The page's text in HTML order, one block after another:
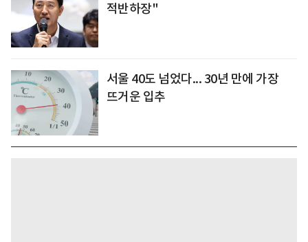
적반하장"
서울 40도 넘었다... 30년 만에 가장
뜨거운 입추